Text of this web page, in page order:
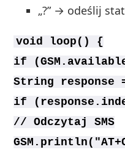
„?” → odeślij
void loop() {
if
String response
if
// Odczytaj SMS